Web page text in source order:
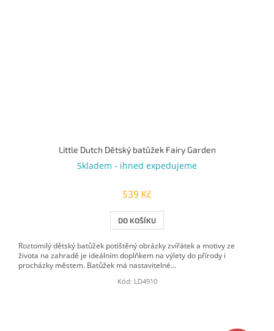
Little Dutch Dětský batůžek Fairy Garden
Skladem - ihned expedujeme
539 Kč
DO KOŠÍKU
Roztomilý dětský batůžek potištěný obrázky zvířátek a motivy ze
života na zahradě je ideálním doplňkem na výlety do přírody i
procházky městem. Batůžek má nastavitelné...
Kód: LD4910